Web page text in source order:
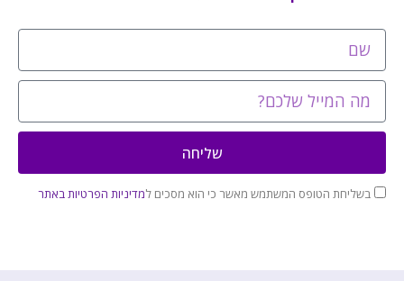
בשליחת הטופס המשתמש מאשר כי הוא מסכים למדיניות הפרטיות באתר
שליחה